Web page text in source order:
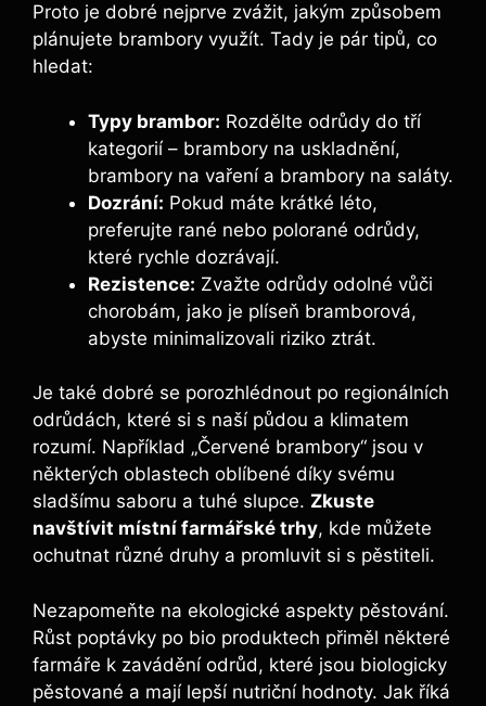
Proto je dobré nejprve zvážit, jakým způsobem
plánujete brambory využít. Tady je pár tipů, co
hledat:
Typy brambor: Rozdělte odrůdy do tří
kategorií – brambory na uskladnění,
brambory na vaření a brambory na saláty.
Dozrání: Pokud máte krátké léto,
preferujte rané nebo polorané odrůdy,
které rychle dozrávají.
Rezistence: Zvažte odrůdy odolné vůči
chorobám, jako je plíseň bramborová,
abyste minimalizovali riziko ztrát.
Je také dobré se porozhlédnout po regionálních
odrůdách, které si s naší půdou a klimatem
rozumí. Například „Červené brambory“ jsou v
některých oblastech oblíbené díky svému
sladšímu saboru a tuhé slupce. Zkuste
navštívit místní farmářské trhy, kde můžete
ochutnat různé druhy a promluvit si s pěstiteli.
Nezapomeňte na ekologické aspekty pěstování.
Růst poptávky po bio produktech přiměl některé
farmáře k zavádění odrůd, které jsou biologicky
pěstované a mají lepší nutriční hodnoty. Jak říká